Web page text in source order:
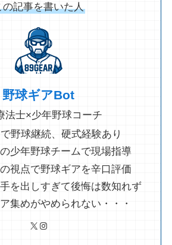
の記事を書いた人
野球ギアBot
法士×少年野球コーチ
野球継続、硬式経験あり
少年野球チームで現場指導
視点で野球ギアを辛口評価
を出しすぎて後悔は数知れず
集めがやめられない・・・
X Instagram